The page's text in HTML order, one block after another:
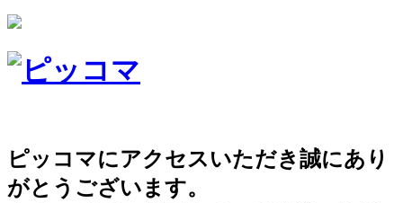
ピッコマにアクセスいただき誠にあり
がとうございます。